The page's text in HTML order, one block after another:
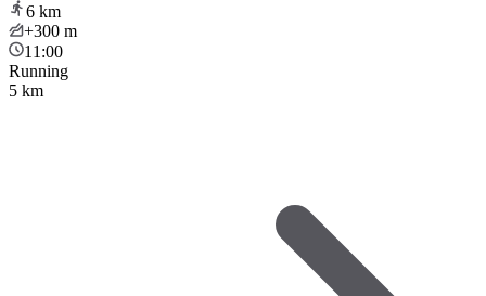
6 km
+300 m
11:00
Running
5 km